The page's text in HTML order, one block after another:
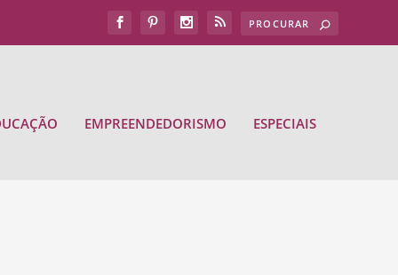
EMPREENDEDORISMO ESPECIAIS